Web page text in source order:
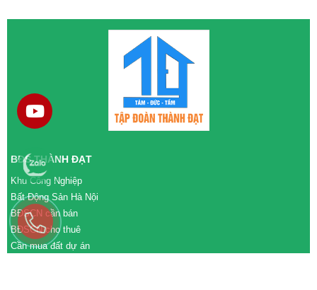
BĐS THÀNH ĐẠT
Khu Công Nghiệp
Bất Động Sản Hà Nội
BĐSCN cần bán
BĐSCN cho thuê
Cần mua đất dự án